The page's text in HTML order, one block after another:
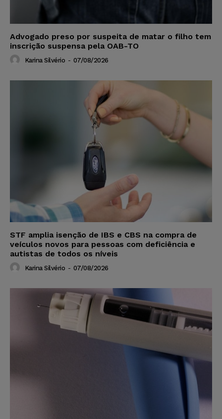
Advogado preso por suspeita de matar o filho tem
inscrição suspensa pela OAB-TO
Karina Silvério - 07/08/2026
STF amplia isenção de IBS e CBS na compra de
veículos novos para pessoas com deficiência e
autistas de todos os níveis
Karina Silvério - 07/08/2026